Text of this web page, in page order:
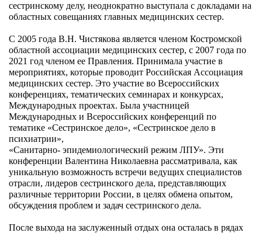
сестринскому делу, неоднократно выступала с докладами на
областных совещаниях главных медицинских сестер.
С 2005 года В.Н. Чистякова является членом Костромской
областной ассоциации медицинских сестер, с 2007 года по
2021 год членом ее Правления. Принимала участие в
мероприятиях, которые проводит Российская Ассоциация
медицинских сестер. Это участие во Всероссийских
конференциях, тематических семинарах и конкурсах,
Международных проектах. Была участницей
Международных и Всероссийских конференций по
тематике «Сестринское дело», «Сестринское дело в
психиатрии»,
«Санитарно- эпидемиологический режим ЛПУ». Эти
конференции Валентина Николаевна рассматривала, как
уникальную возможность встречи ведущих специалистов
отрасли, лидеров сестринского дела, представляющих
различные территории России, в целях обмена опытом,
обсуждения проблем и задач сестринского дела.
После выхода на заслуженный отдых она осталась в рядах